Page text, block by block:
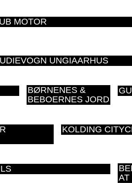
MOTOR
UNGIAARHUS
BØRNENES &
BEBOERNES JORD
KOLDING
AT